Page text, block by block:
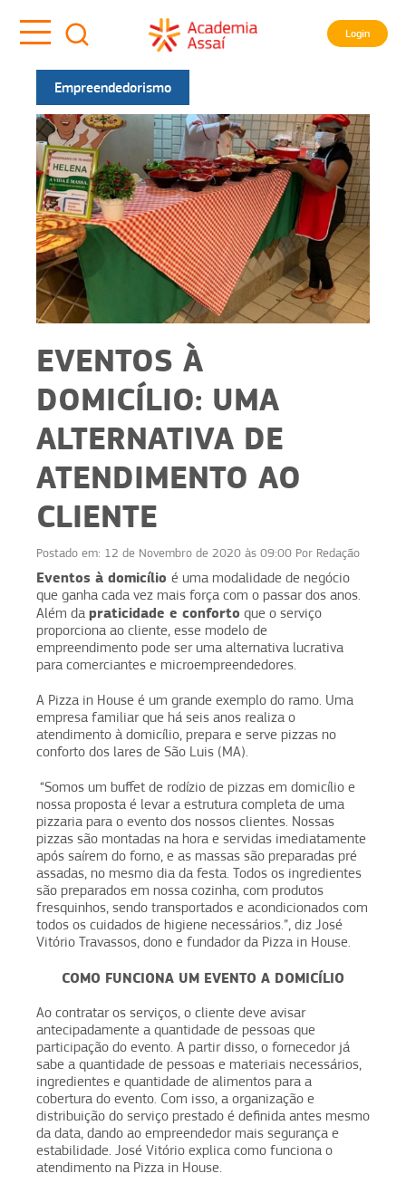
Login
Empreendedorismo
EVENTOS À
DOMICÍLIO: UMA
ALTERNATIVA DE
ATENDIMENTO AO
CLIENTE
Postado em: 12 de Novembro de 2020 às 09:00 Por Redação
Eventos à domicílio é uma modalidade de negócio
que ganha cada vez mais força com o passar dos anos.
Além da praticidade e conforto que o serviço
proporciona ao cliente, esse modelo de
empreendimento pode ser uma alternativa lucrativa
para comerciantes e microempreendedores.
A Pizza in House é um grande exemplo do ramo. Uma
empresa familiar que há seis anos realiza o
atendimento à domicílio, prepara e serve pizzas no
conforto dos lares de São Luis (MA).
“Somos um buffet de rodízio de pizzas em domicílio e
nossa proposta é levar a estrutura completa de uma
pizzaria para o evento dos nossos clientes. Nossas
pizzas são montadas na hora e servidas imediatamente
após saírem do forno, e as massas são preparadas pré
assadas, no mesmo dia da festa. Todos os ingredientes
são preparados em nossa cozinha, com produtos
fresquinhos, sendo transportados e acondicionados com
todos os cuidados de higiene necessários.”, diz José
Vitório Travassos, dono e fundador da Pizza in House.
COMO FUNCIONA UM EVENTO A DOMICÍLIO
Ao contratar os serviços, o cliente deve avisar
antecipadamente a quantidade de pessoas que
participação do evento. A partir disso, o fornecedor já
sabe a quantidade de pessoas e materiais necessários,
ingredientes e quantidade de alimentos para a
cobertura do evento. Com isso, a organização e
distribuição do serviço prestado é definida antes mesmo
da data, dando ao empreendedor mais segurança e
estabilidade. José Vitório explica como funciona o
atendimento na Pizza in House.